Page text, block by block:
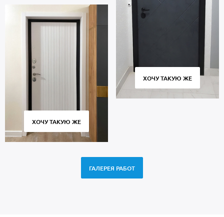
ХОЧУ ТАКУЮ ЖЕ
ХОЧУ ТАКУЮ ЖЕ
ГАЛЕРЕЯ РАБОТ